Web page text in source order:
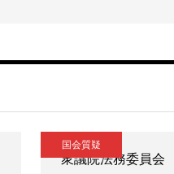
国会質疑
衆議院法務委員